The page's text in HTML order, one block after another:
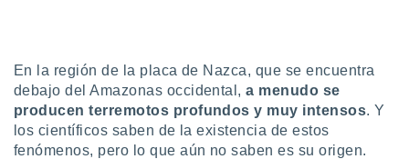
más
nuestra
y
En la región de la placa de Nazca, que se encuentra
debajo del Amazonas occidental,a menudo se
producen terremotos profundos y muy intensos. Y
los científicos saben de la existencia de estos
fenómenos, pero lo que aún no saben es su origen.